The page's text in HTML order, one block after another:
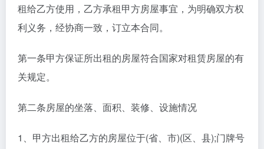
租给乙方使用，乙方承租甲方房屋事宜，为明确双方权
利义务，经协商一致，订立本合同。
第一条甲方保证所出租的房屋符合国家对租赁房屋的有
关规定。
第二条房屋的坐落、面积、装修、设施情况
1、甲方出租给乙方的房屋位于(省、市)(区、县);门牌号